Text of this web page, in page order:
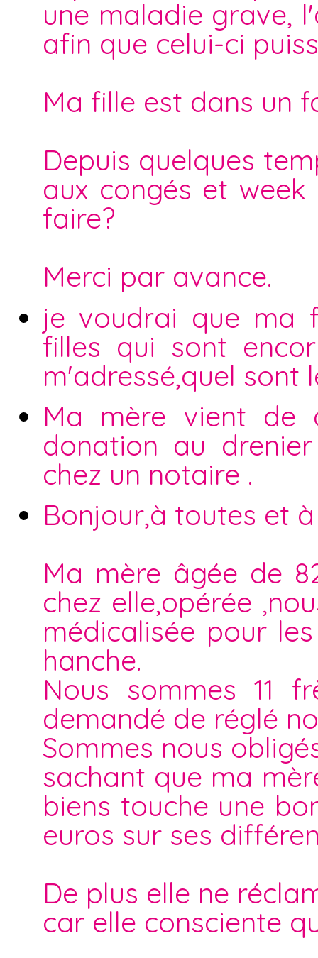
une maladie grave,
afin que celui-ci
Ma fille est dans un
Depuis quelques
aux congés et
faire?
Merci par avance.
je voudrai que ma
filles qui sont
m'adressé,quel sont
Ma mère vient de
donation au
chez un notaire .
Bonjour,à toutes et
Ma mère âgée de
chez elle,opérée
médicalisée pour
hanche.
Nous sommes 11
demandé de réglé
Sommes nous
sachant que ma
biens touche une
euros sur ses
De plus elle ne
car elle consciente